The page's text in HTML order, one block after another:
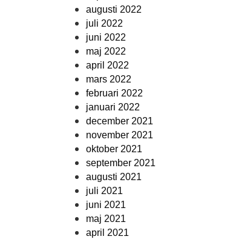
augusti 2022
juli 2022
juni 2022
maj 2022
april 2022
mars 2022
februari 2022
januari 2022
december 2021
november 2021
oktober 2021
september 2021
augusti 2021
juli 2021
juni 2021
maj 2021
april 2021